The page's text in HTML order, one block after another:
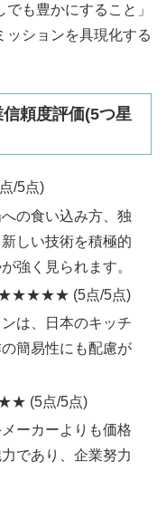
も豊かにすること」
ッションを具現化する
頼度評価(5つ星
/5点)
の食い込み方、独
しい技術を積極的
強く見られます。
: ★★★★★ (5点/5点)
は、日本のキッチ
簡易性にも配慮が
(5点/5点)
ーカーよりも価格
であり、企業努力